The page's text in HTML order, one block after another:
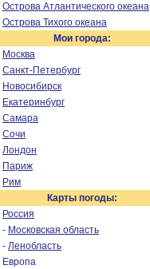
Острова Атлантического океана
Острова Тихого океана
Мои города:
Москва
Санкт-Петербург
Новосибирск
Екатеринбург
Самара
Сочи
Лондон
Париж
Рим
Карты погоды:
Россия
- Московская область
- Ленобласть
Европа